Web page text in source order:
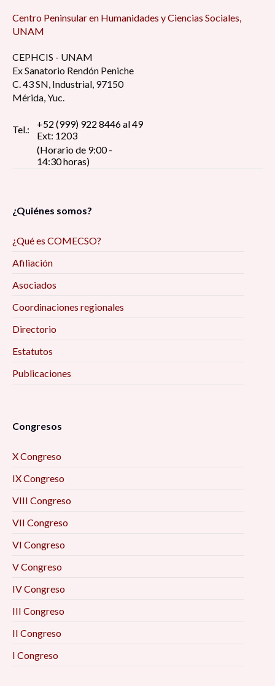
Centro Peninsular en Humanidades y Ciencias Sociales,
UNAM
CEPHCIS - UNAM
Ex Sanatorio Rendón Peniche
C. 43 SN, Industrial, 97150
Mérida, Yuc.
Tel.:
+52 (999) 922 8446 al 49
Ext: 1203
(Horario de 9:00 -
14:30 horas)
¿Quiénes somos?
¿Qué es COMECSO?
Afiliación
Asociados
Coordinaciones regionales
Directorio
Estatutos
Publicaciones
Congresos
X Congreso
IX Congreso
VIII Congreso
VII Congreso
VI Congreso
V Congreso
IV Congreso
III Congreso
II Congreso
I Congreso